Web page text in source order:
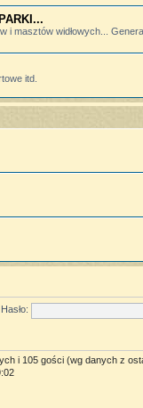
i masztów widłowych...
itd.
Hasło:
i 105 gości (wg danych z